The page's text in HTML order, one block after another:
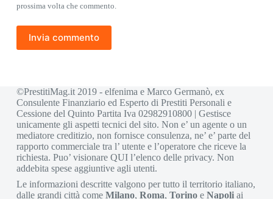
prossima volta che commento.
Invia commento
©PrestitiMag.it 2019 - elfenima e Marco Germanò, ex
Consulente Finanziario ed Esperto di Prestiti Personali e
Cessione del Quinto Partita Iva 02982910800 | Gestisce
unicamente gli aspetti tecnici del sito. Non e’ un agente o un
mediatore creditizio, non fornisce consulenza, ne’ e’ parte del
rapporto commerciale tra l’ utente e l’operatore che riceve la
richiesta. Puo’ visionare QUIl’elenco delle privacy. Non
addebita spese aggiuntive agli utenti.
Le informazioni descritte valgono per tutto il territorio italiano,
dalle grandi città come Milano, Roma, Torinoe Napoliai